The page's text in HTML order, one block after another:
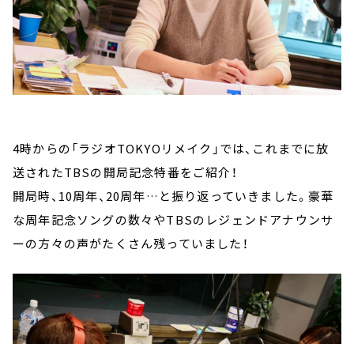
4時からの「ラジオTOKYOリメイク」では、これまでに放
送されたTBSの開局記念特番をご紹介！
開局時、10周年、20周年…と振り返っていきました。豪華
な周年記念ソングの数々やTBSのレジェンドアナウンサ
ーの方々の声がたくさん残っていました！